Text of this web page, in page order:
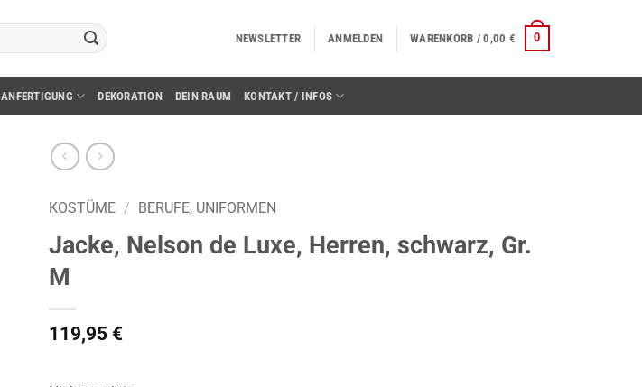
NEWSLETTER ANMELDEN WARENKORB /0,00 € 0
ANFERTIGUNG DEKORATION DEIN RAUM KONTAKT / INFOS
KOSTÜME / BERUFE, UNIFORMEN
Jacke, Nelson de Luxe, Herren, schwarz, Gr.
M
119,95 €